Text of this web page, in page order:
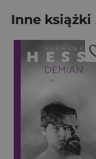
Inne książki